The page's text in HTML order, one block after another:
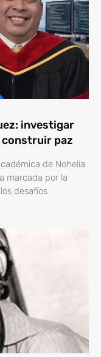
investigar
paz
de Nohelia
marcada por la
desafíos